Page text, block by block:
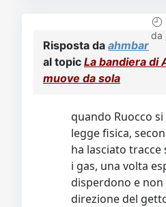
da
Risposta da ahmbar
al topic La bandiera di
muove da sola
quando Ruocco
legge fisica,
ha lasciato
i gas, una volta
disperdono e
direzione del